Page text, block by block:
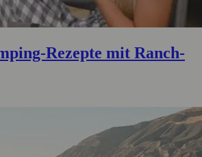
Rezepte mit Ranch-